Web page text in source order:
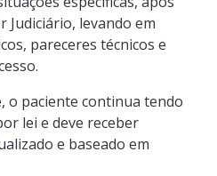
Judiciário, levando em
pareceres técnicos e
o paciente continua tendo
lei e deve receber
e baseado em